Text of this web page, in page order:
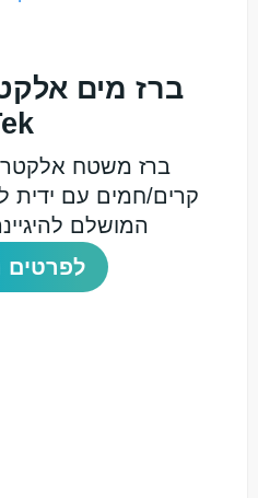
ברז משטח
קרים/חמים עם ידית
המושלם
לפרטים